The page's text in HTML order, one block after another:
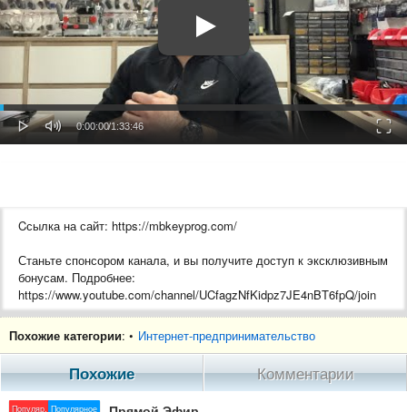
Play Mute
Current
0:00:00/Duration
1:33:46
Cсылка на сайт: https://mbkeyprog.com/
Станьте спонсором канала, и вы получите доступ к эксклюзивным
бонусам. Подробнее:
https://www.youtube.com/channel/UCfagzNfKidpz7JE4nBT6fpQ/join
Похожие категории: • Интернет-предпринимательство
Похожие Комментарии
Популяр. Популярное